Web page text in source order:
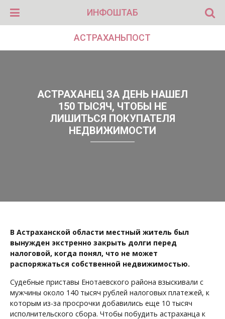
ИНФОШТАБ
АСТРАХАНЬПОСТ
АСТРАХАНЕЦ ЗА ДЕНЬ НАШЕЛ
150 ТЫСЯЧ, ЧТОБЫ НЕ
ЛИШИТЬСЯ ПОКУПАТЕЛЯ
НЕДВИЖИМОСТИ
В Астраханской области местный житель был
вынужден экстренно закрыть долги перед
налоговой, когда понял, что не может
распоряжаться собственной недвижимостью.
Судебные приставы Енотаевского района взыскивали с
мужчины около 140 тысяч рублей налоговых платежей, к
которым из-за просрочки добавились еще 10 тысяч
исполнительского сбора. Чтобы побудить астраханца к